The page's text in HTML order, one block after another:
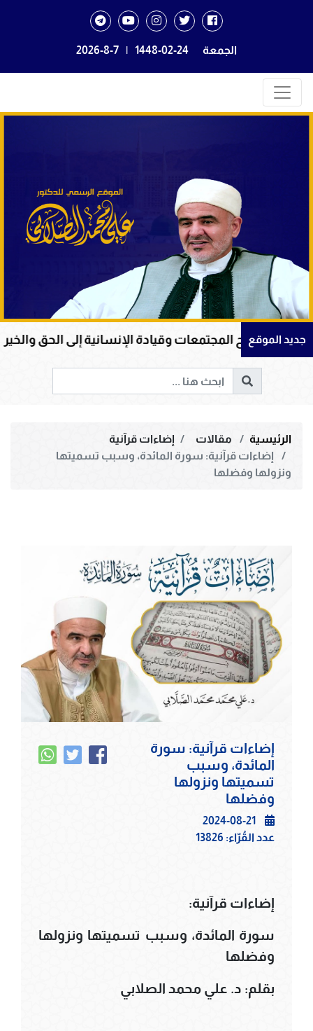
الجمعة 1448-02-24
|
2026-8-7
جديد الموقعوقيادة الإنسانية إلى الحق والخير أم
الرئيسية مقالات
إضاءات قرآنية
إضاءات قرآنية: سورة المائدة، وسبب تسميتها
ونزولها وفضلها
إضاءات قرآنية: سورة
المائدة، وسبب
تسميتها ونزولها
وفضلها
2024-08-21
عدد القُرّاء: 13826
إضاءات قرآنية:
سورة المائدة، وسبب تسميتها ونزولها
وفضلها
بقلم: د. علي محمد الصلابي